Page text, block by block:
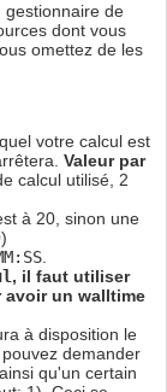
gestionnaire de
dont vous
omettez de les
votre calcul est
Valeur par
calcul utilisé, 2
à 20, sinon une
.
, il faut utiliser
avoir un walltime
à disposition le
demander
qu'un certain